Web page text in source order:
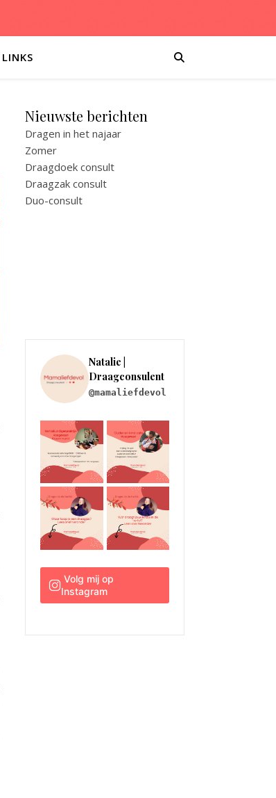
LINKS
Nieuwste berichten
Dragen in het najaar
Zomer
Draagdoek consult
Draagzak consult
Duo-consult
Natalie |
Draagconsulent
@mamaliefdevol
Instagram